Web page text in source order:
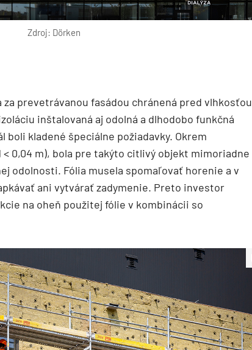
Zdroj: Dörken
prevetrávanou fasádou chránená pred vlhkosťou
inštalovaná aj odolná a dlhodobo funkčná
boli kladené špeciálne požiadavky. Okrem
0,04 m), bola pre takýto citlivý objekt mimoriadne
odolnosti. Fólia musela spomaľovať horenie a v
ani vytvárať zadymenie. Preto investor
na oheň použitej fólie v kombinácii so